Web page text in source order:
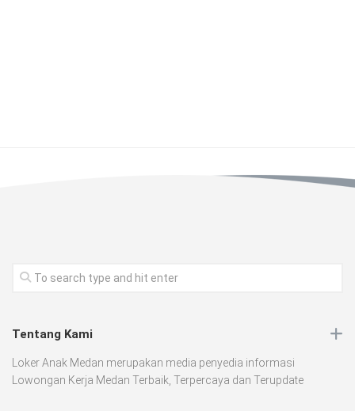
Tentang Kami
Loker Anak Medan merupakan media penyedia informasi
Lowongan Kerja Medan Terbaik, Terpercaya dan Terupdate